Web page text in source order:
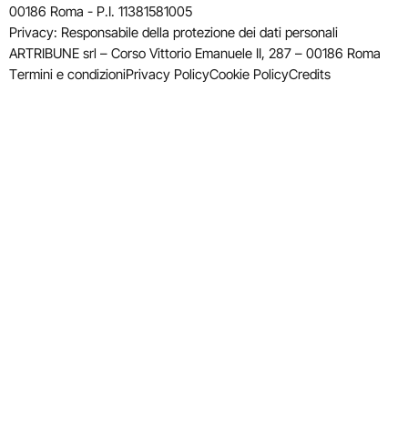
00186 Roma - P.I. 11381581005
Privacy: Responsabile della protezione dei dati personali
ARTRIBUNE srl – Corso Vittorio Emanuele II, 287 – 00186 Roma
Termini e condizioniPrivacy PolicyCookie PolicyCredits